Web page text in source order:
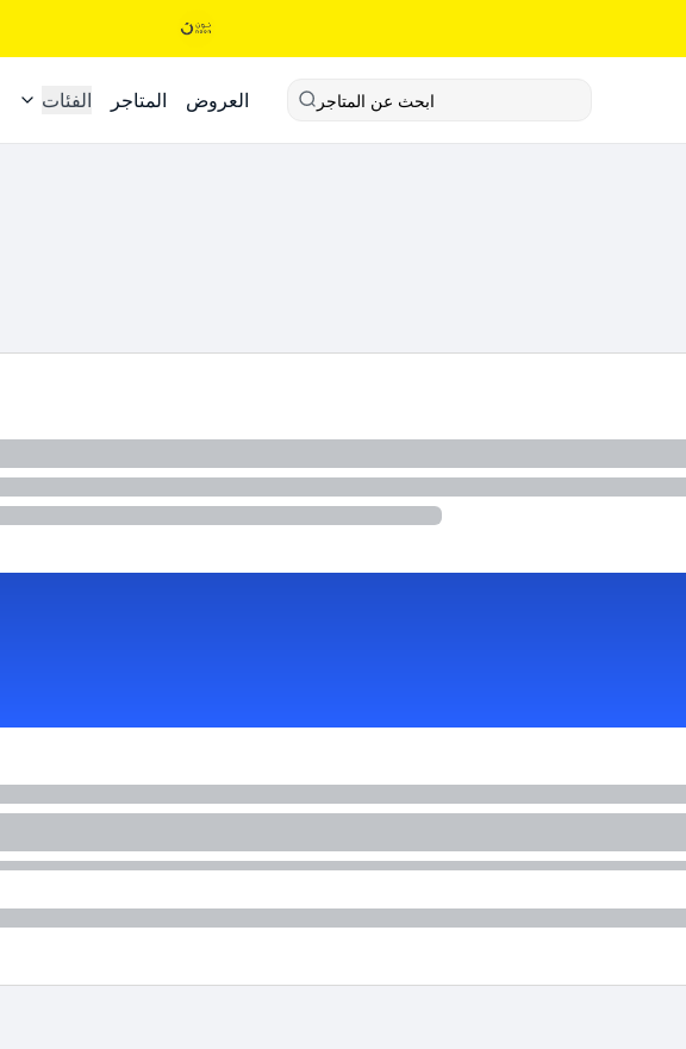
الفئات المتاجر العروض ابحث عن المتاجر